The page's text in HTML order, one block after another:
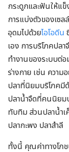
กระดูกและฟันให้แ
การแบ่งตัวของเซ
อุดมไปด้วยไอโอดีน
เอง การบริโภคปล
ทำงานของระบบต่
ร่างกาย เช่น ควา
ปลาที่นิยมบริโภคมี
ปลาน้ำจืดที่คนนิยม
ทับทิม ส่วนปลาน้ำ
ปลากะพง ปลาสำลี
ทั้งนี้ คุณค่าทางโภช